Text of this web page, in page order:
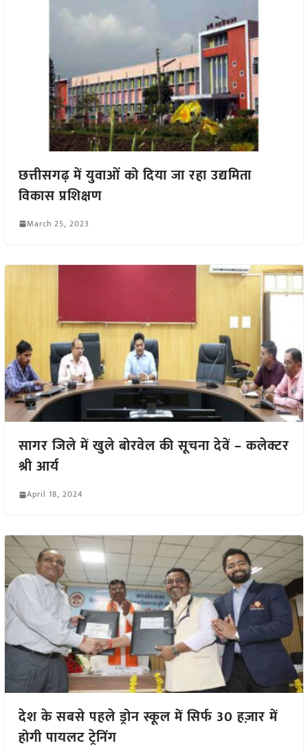
छत्तीसगढ़ में युवाओं को दिया जा रहा उद्यमिता
विकास प्रशिक्षण
March 25, 2023
सागर जिले में खुले बोरवेल की सूचना देवें – कलेक्टर
श्री आर्य
April 18, 2024
देश के सबसे पहले ड्रोन स्कूल में सिर्फ 30 हज़ार में
होगी पायलट ट्रेनिंग